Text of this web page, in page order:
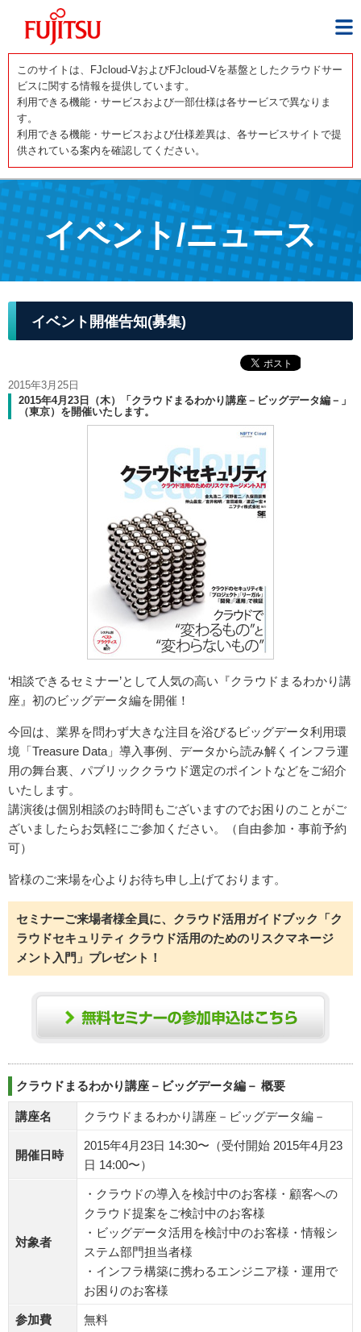
このサイトは、FJcloud-VおよびFJcloud-Vを基盤としたクラウドサー
ビスに関する情報を提供しています。
利用できる機能・サービスおよび一部仕様は各サービスで異なりま
す。
利用できる機能・サービスおよび仕様差異は、各サービスサイトで提
供されている案内を確認してください。
イベント/ニュース
イベント開催告知(募集)
2015年3月25日
2015年4月23日（木）「クラウドまるわかり講座－ビッグデータ編－」
（東京）を開催いたします。
‘相談できるセミナー’として人気の高い『クラウドまるわかり講
座』初のビッグデータ編を開催！
今回は、業界を問わず大きな注目を浴びるビッグデータ利用環
境「Treasure Data」導入事例、データから読み解くインフラ運
用の舞台裏、パブリッククラウド選定のポイントなどをご紹介
いたします。
講演後は個別相談のお時間もございますのでお困りのことがご
ざいましたらお気軽にご参加ください。（自由参加・事前予約
可）
皆様のご来場を心よりお待ち申し上げております。
セミナーご来場者様全員に、クラウド活用ガイドブック「ク
ラウドセキュリティ クラウド活用のためのリスクマネージ
メント入門」プレゼント！
クラウドまるわかり講座－ビッグデータ編－ 概要
講座名 クラウドまるわかり講座－ビッグデータ編－
開催日時
2015年4月23日 14:30〜（受付開始 2015年4月23
日 14:00〜）
対象者
・クラウドの導入を検討中のお客様・顧客への
クラウド提案をご検討中のお客様
・ビッグデータ活用を検討中のお客様・情報シ
ステム部門担当者様
・インフラ構築に携わるエンジニア様・運用で
お困りのお客様
参加費 無料